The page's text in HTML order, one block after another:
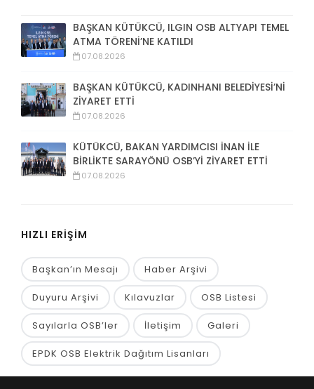
BAŞKAN KÜTÜKCÜ, ILGIN OSB ALTYAPI TEMEL
ATMA TÖRENİ’NE KATILDI
07.08.2026
BAŞKAN KÜTÜKCÜ, KADINHANI BELEDİYESİ’Nİ
ZİYARET ETTİ
07.08.2026
KÜTÜKCÜ, BAKAN YARDIMCISI İNAN İLE
BİRLİKTE SARAYÖNÜ OSB’Yİ ZİYARET ETTİ
07.08.2026
HIZLI ERİŞİM
Başkan’ın Mesajı Haber Arşivi
Duyuru Arşivi Kılavuzlar OSB Listesi
Sayılarla OSB’ler İletişim Galeri
EPDK OSB Elektrik Dağıtım Lisanları